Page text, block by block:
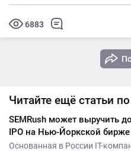
6883
Читайте ещё статьи
SEMRush может выручить
IPO на Нью-Йоркской бирже
Основанная в России IT-